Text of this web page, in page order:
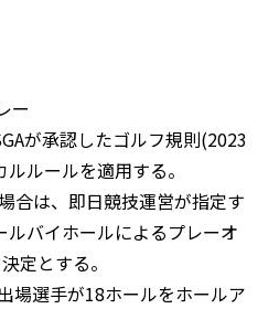
ー
が承認したゴルフ規則(2023
ルールを適用する。
合は、即日競技運営が指定す
ルバイホールによるプレーオ
定とする。
場選手が18ホールをホールア